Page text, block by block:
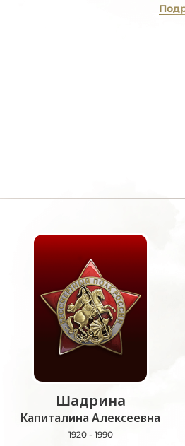
Шадрина
Капиталина Алексеевна
1920 - 1990